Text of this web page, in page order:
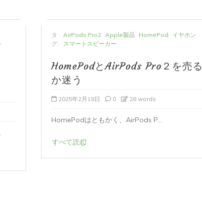
タ
グ:
AirPods Pro2 Apple製品 HomePod
イヤホン
スマートスピーカー
HomePodとAirPods Pro２を売る
か迷う
2025年2月18日 0 28 words
HomePodはともかく、AirPods P...
すべて読む
シリーズ
ム機
タ
グ:
Apple製品 iMac iPad Pro
iPadシリーズ
Mac
NINTENDO Switch２
あつまれどうぶつの森
iMacでブログを更新、ほか
2026年8月5日 0 1 word